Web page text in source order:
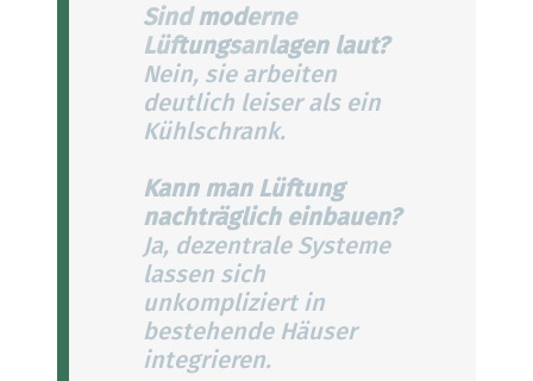
Sind moderne
Lüftungsanlagen laut?
Nein, sie arbeiten
deutlich leiser als ein
Kühlschrank.
Kann man Lüftung
nachträglich einbauen?
Ja, dezentrale Systeme
lassen sich
unkompliziert in
bestehende Häuser
integrieren.